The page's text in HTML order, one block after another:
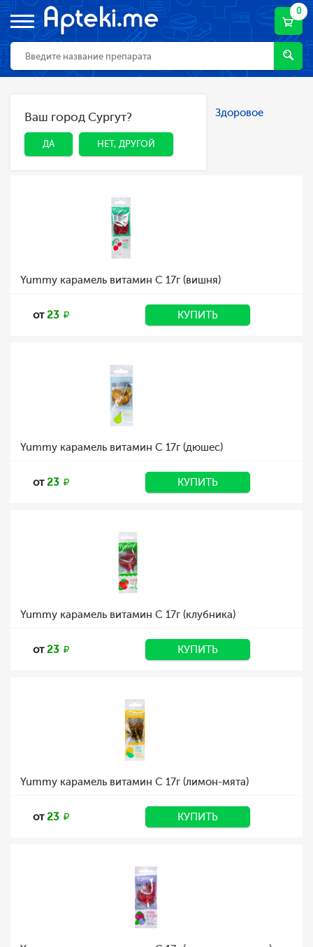
0
ДА НЕТ, ДРУГОЙ
Ваш город Сургут?
ДА НЕТ, ДРУГОЙ
Главная Каталог Спорт и фитнес
Здоровое
питание
Здоровое питание
Yummy карамель витамин С 17г (вишня)
от23 КУПИТЬ
Yummy карамель витамин С 17г (дюшес)
от23 КУПИТЬ
Yummy карамель витамин С 17г (клубника)
от23 КУПИТЬ
Yummy карамель витамин С 17г (лимон-мята)
от23 КУПИТЬ